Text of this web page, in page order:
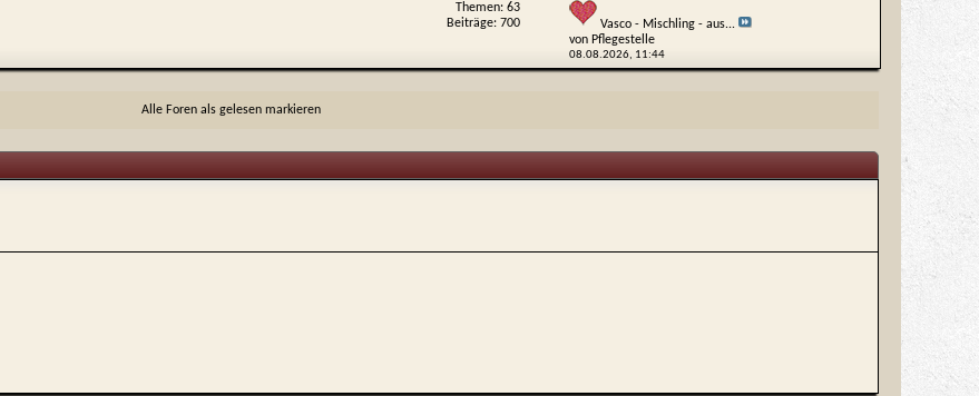
Themen: 63
Beiträge: 700
Vasco - Mischling - aus...
von Pflegestelle
08.08.2026, 11:44
Alle Foren als gelesen markieren